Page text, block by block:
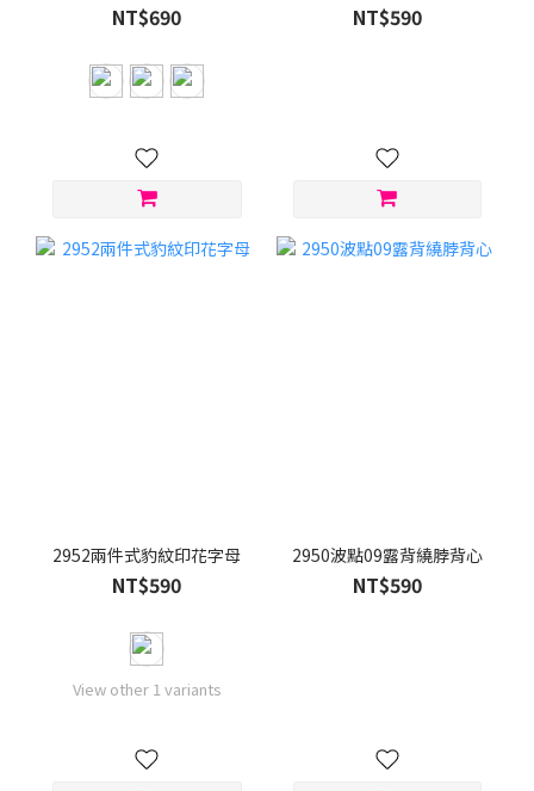
NT$690 NT$590
2952兩件式豹紋印花字母
NT$590
View other 1 variants
2950波點09露背繞脖背心
NT$590